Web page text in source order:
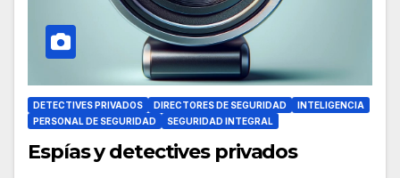
DETECTIVES PRIVADOS DIRECTORES DE SEGURIDAD
INTELIGENCIA
PERSONAL DE SEGURIDAD
SEGURIDAD INTEGRAL
Espías y detectives privados